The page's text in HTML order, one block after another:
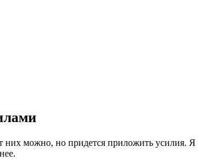
можно, но придется приложить усилия. Я